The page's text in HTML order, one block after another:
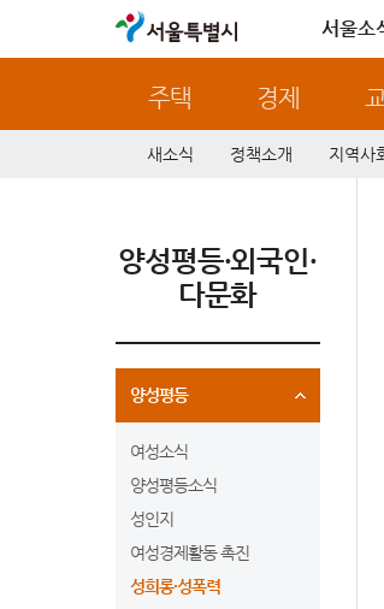
서울특별시 서울소
주택 경제
새소식 정책소개 지역사
양성평등·외국인·
다문화
양성평등
여성소식
양성평등소식
성인지
여성경제활동 촉진
성희롱·성폭력